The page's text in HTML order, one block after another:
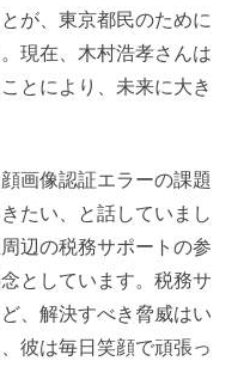
が、東京都民のために
現在、木村浩孝さんは
とにより、未来に大き
画像認証エラーの課題
たい、と話していまし
辺の税務サポートの参
としています。税務サ
、解決すべき脅威はい
彼は毎日笑顔で頑張っ